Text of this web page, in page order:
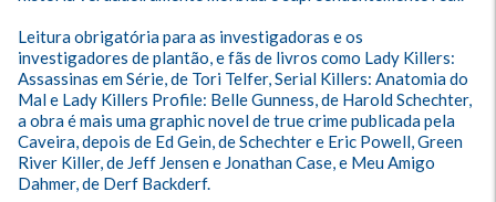
Leitura obrigatória para as investigadoras e os
investigadores de plantão, e fãs de livros como Lady Killers:
Assassinas em Série, de Tori Telfer, Serial Killers: Anatomia do
Mal e Lady Killers Profile: Belle Gunness, de Harold Schechter,
a obra é mais uma graphic novel de true crime publicada pela
Caveira, depois de Ed Gein, de Schechter e Eric Powell, Green
River Killer, de Jeff Jensen e Jonathan Case, e Meu Amigo
Dahmer, de Derf Backderf.